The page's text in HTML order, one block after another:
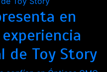
en
de Toy Story